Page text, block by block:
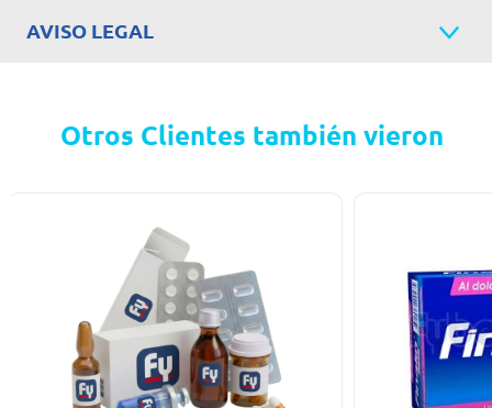
AVISO LEGAL
Otros Clientes también vieron